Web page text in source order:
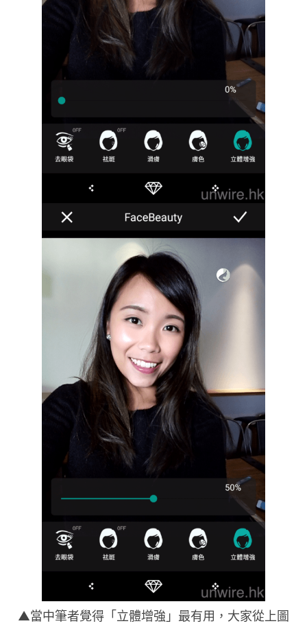
▲當中筆者覺得「立體增強」最有用，大家從上圖